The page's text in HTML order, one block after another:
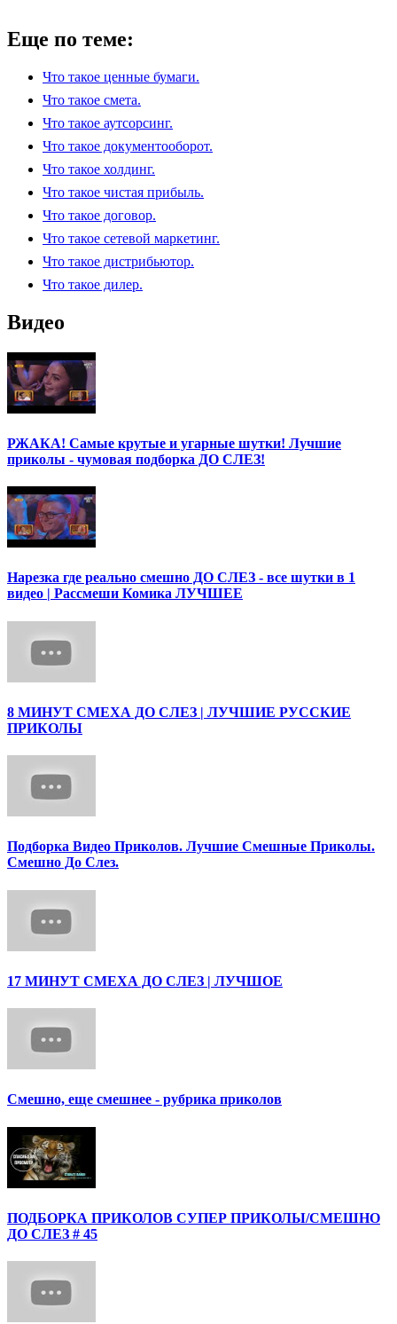
Еще по теме:
Что такое ценные бумаги.
Что такое смета.
Что такое аутсорсинг.
Что такое документооборот.
Что такое холдинг.
Что такое чистая прибыль.
Что такое договор.
Что такое сетевой маркетинг.
Что такое дистрибьютор.
Что такое дилер.
Видео
РЖАКА! Самые крутые и угарные шутки! Лучшие
приколы - чумовая подборка ДО СЛЕЗ!
Нарезка где реально смешно ДО СЛЕЗ - все шутки в 1
видео | Рассмеши Комика ЛУЧШЕЕ
8 МИНУТ СМЕХА ДО СЛЕЗ | ЛУЧШИЕ РУССКИЕ
ПРИКОЛЫ
Подборка Видео Приколов. Лучшие Смешные Приколы.
Смешно До Слез.
17 МИНУТ СМЕХА ДО СЛЕЗ | ЛУЧШОЕ
Смешно, еще смешнее - рубрика приколов
ПОДБОРКА ПРИКОЛОВ СУПЕР ПРИКОЛЫ/СМЕШНО
ДО СЛЕЗ # 45